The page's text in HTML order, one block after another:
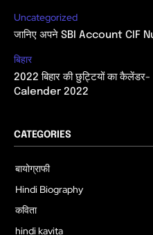
Uncategorized
जानिए अपने SBI Account CIF
बिहार
2022 बिहार की छुट्टियों का
Calender 2022
CATEGORIES
बायोग्राफी
Hindi Biography
कविता
hindi kavita